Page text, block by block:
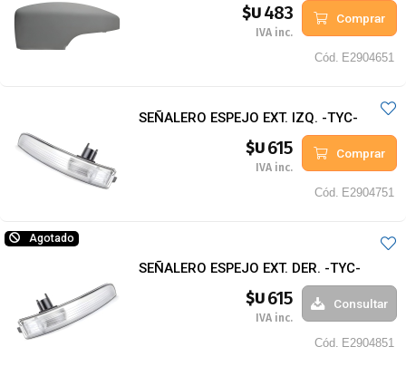
$U483
IVA inc.
Comprar
Cód. E2904651
SEÑALERO ESPEJO EXT. IZQ. -TYC-
$U615
IVA inc.
Comprar
Cód. E2904751
Agotado
SEÑALERO ESPEJO EXT. DER. -TYC-
$U615
IVA inc.
Consultar
Cód. E2904851